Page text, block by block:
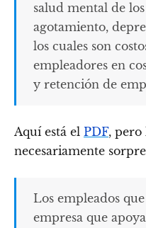
salud mental de
agotamiento,
los cuales son
empleadores en
y retención de
Aquí está el PDF, pero
necesariamente
Los empleados
empresa que